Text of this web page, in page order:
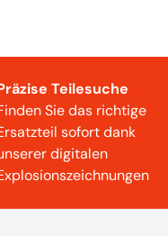
Teilesuche
Sie das richtige
sofort dank
digitalen